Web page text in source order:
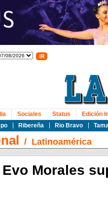
Ribereña Rio Bravo
Sociales Status Edición
/ Latinoamérica
Morales